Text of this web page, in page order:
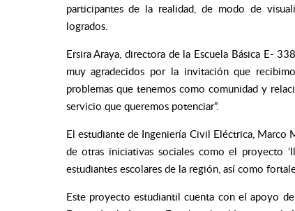
participantes de la realidad, de modo de
logrados.
Ersira Araya, directora de la Escuela Básica E-
muy agradecidos por la invitación que
problemas que tenemos como comunidad y
servicio que queremos potenciar”.
El estudiante de Ingeniería Civil Eléctrica, Marco
de otras iniciativas sociales como el proyecto
estudiantes escolares de la región, así como
Este proyecto estudiantil cuenta con el apoyo